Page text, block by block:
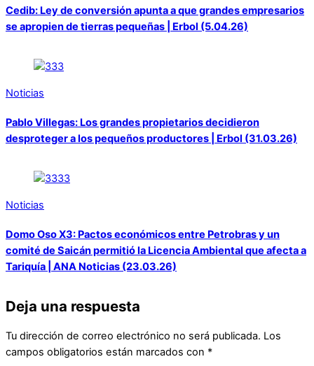
Cedib: Ley de conversión apunta a que grandes empresarios
se apropien de tierras pequeñas | Erbol (5.04.26)
Noticias
Pablo Villegas: Los grandes propietarios decidieron
desproteger a los pequeños productores | Erbol (31.03.26)
Noticias
Domo Oso X3: Pactos económicos entre Petrobras y un
comité de Saicán permitió la Licencia Ambiental que afecta a
Tariquía | ANA Noticias (23.03.26)
Deja una respuesta
Tu dirección de correo electrónico no será publicada. Los
campos obligatorios están marcados con *